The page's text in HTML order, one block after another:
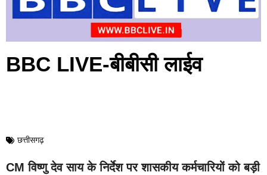
BBC LIVE-बीबीसी लाईव
छत्तीसगढ़
CM विष्णु देव साय के निर्देश पर शासकीय कर्मचारियों को बड़ी